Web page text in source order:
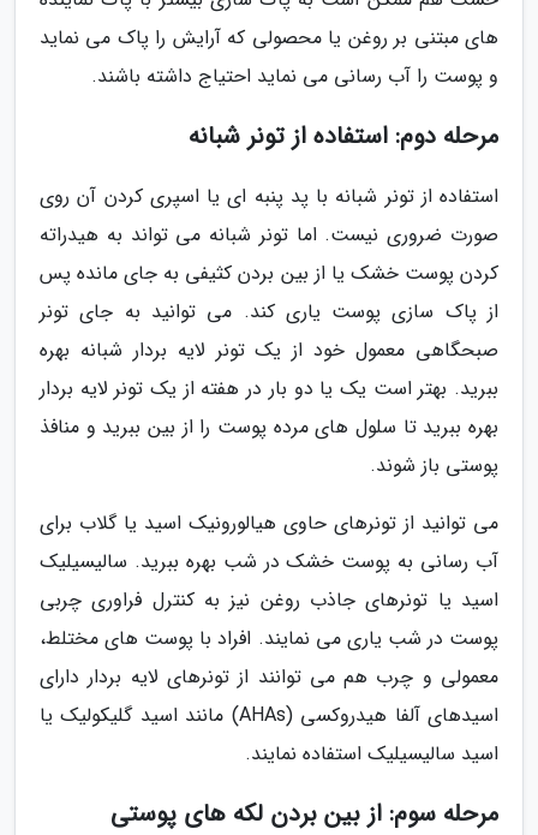
های مبتنی بر روغن یا محصولی که آرایش را پاک می نماید
و پوست را آب رسانی می نماید احتیاج داشته باشند.
مرحله دوم: استفاده از تونر شبانه
استفاده از تونر شبانه با پد پنبه ای یا اسپری کردن آن روی
صورت ضروری نیست. اما تونر شبانه می تواند به هیدراته
کردن پوست خشک یا از بین بردن کثیفی به جای مانده پس
از پاک سازی پوست یاری کند. می توانید به جای تونر
صبحگاهی معمول خود از یک تونر لایه بردار شبانه بهره
ببرید. بهتر است یک یا دو بار در هفته از یک تونر لایه بردار
بهره ببرید تا سلول های مرده پوست را از بین ببرید و منافذ
پوستی باز شوند.
می توانید از تونرهای حاوی هیالورونیک اسید یا گلاب برای
آب رسانی به پوست خشک در شب بهره ببرید. سالیسیلیک
اسید یا تونرهای جاذب روغن نیز به کنترل فراوری چربی
پوست در شب یاری می نمایند. افراد با پوست های مختلط،
معمولی و چرب هم می توانند از تونرهای لایه بردار دارای
اسیدهای آلفا هیدروکسی (AHAs) مانند اسید گلیکولیک یا
اسید سالیسیلیک استفاده نمایند.
مرحله سوم: از بین بردن لکه های پوستی